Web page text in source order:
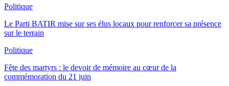
Politique
Le Parti BATIR mise sur ses élus locaux pour renforcer sa présence
sur le terrain
Politique
Fête des martyrs : le devoir de mémoire au cœur de la
commémoration du 21 juin